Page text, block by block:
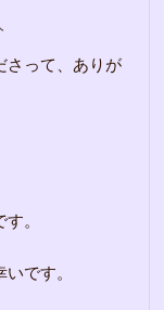
さって、ありが
。
です。